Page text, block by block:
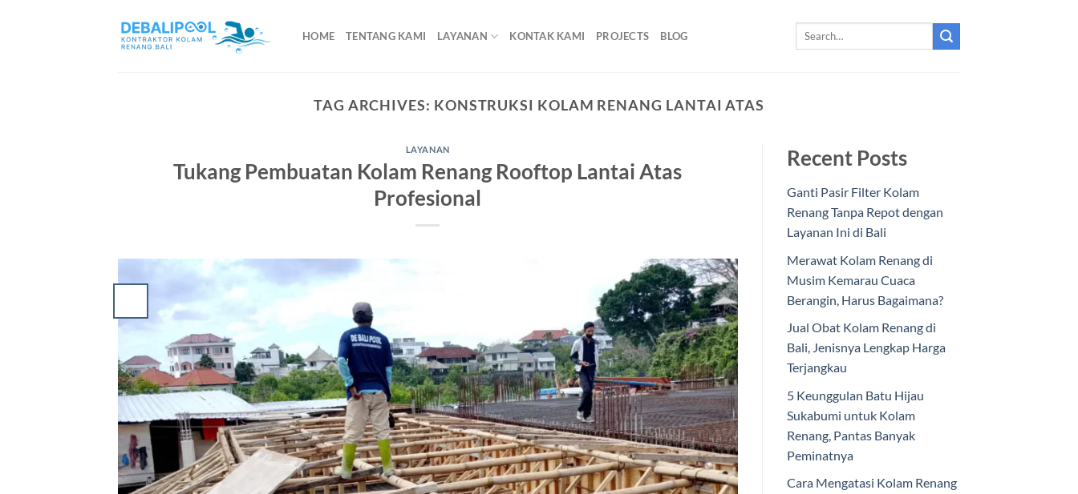
HOME TENTANG KAMI LAYANAN KONTAK KAMI PROJECTS BLOG
TAG ARCHIVES: KONSTRUKSI KOLAM RENANG LANTAI ATAS
LAYANAN
Tukang Pembuatan Kolam Renang Rooftop Lantai Atas
Profesional
Recent Posts
Ganti Pasir Filter Kolam
Renang Tanpa Repot dengan
Layanan Ini di Bali
Merawat Kolam Renang di
Musim Kemarau Cuaca
Berangin, Harus Bagaimana?
Jual Obat Kolam Renang di
Bali, Jenisnya Lengkap Harga
Terjangkau
5 Keunggulan Batu Hijau
Sukabumi untuk Kolam
Renang, Pantas Banyak
Peminatnya
Cara Mengatasi Kolam Renang